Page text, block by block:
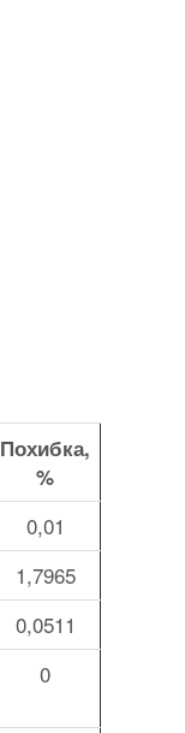
Похибка,
%
0,01
1,7965
0,0511
0